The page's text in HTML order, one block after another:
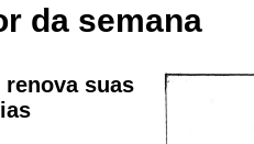
da semana
renova suas